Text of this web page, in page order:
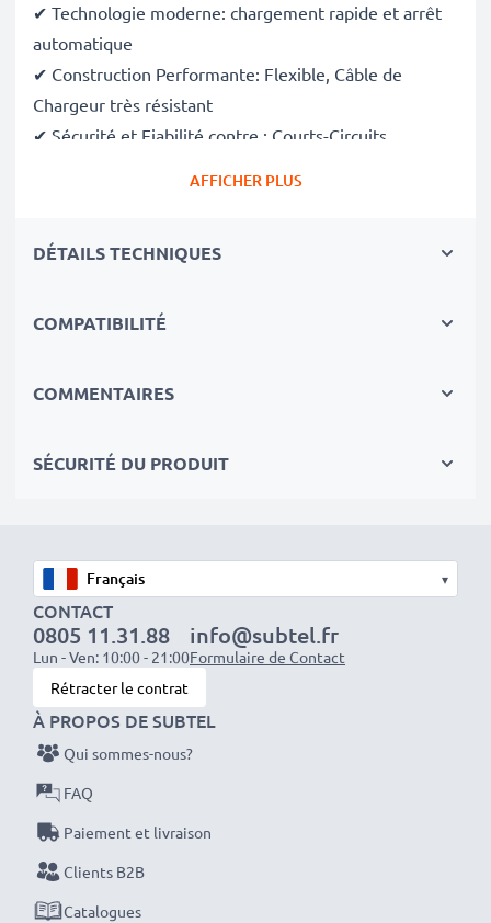
✔ Technologie moderne: chargement rapide et arrêt
automatique
✔ Construction Performante: Flexible, Câble de
Chargeur très résistant
✔ Sécurité et Fiabilité contre : Courts-Circuits,
✔ Flexible tension d'entrée & LED signalisant le
Spécifications techniques:
Connecteur 1: Micro USB
Tension de sortie / Output Volt: 5V
Ampérage de Sortie / Output ampère
1000mA
Puissance / Power Watt
Longueur de câble
AFFICHER PLUS
DÉTAILS TECHNIQUES
COMPATIBILITÉ
COMMENTAIRES
SÉCURITÉ DU PRODUIT
▾
CONTACT
0805 11.31.88
Lun - Ven: 10:00 - 21:00
info@subtel.fr
Formulaire de Contact
Rétracter le contrat
À PROPOS DE SUBTEL
Qui sommes-nous?
FAQ
Paiement et livraison
Clients B2B
Catalogues